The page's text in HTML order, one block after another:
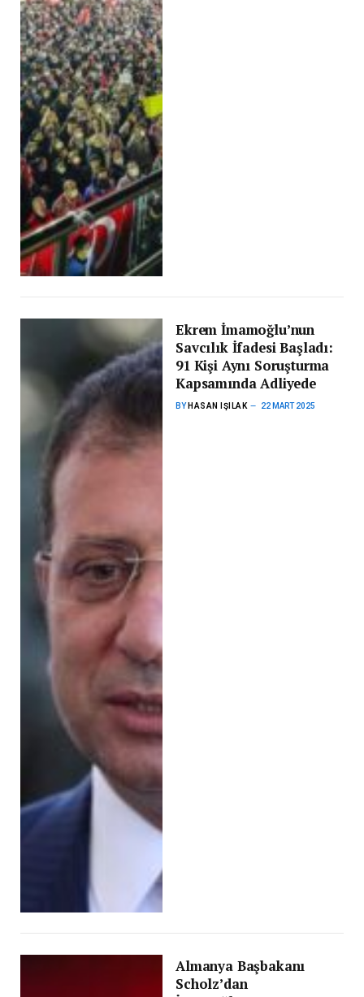
Ekrem İmamoğlu’nun
Savcılık İfadesi Başladı:
91 Kişi Aynı Soruşturma
Kapsamında Adliyede
BY HASAN IŞILAK 22 MART 2025
Almanya Başbakanı
Scholz’dan